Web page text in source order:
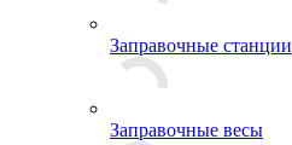
Заправочные станции
Заправочные весы